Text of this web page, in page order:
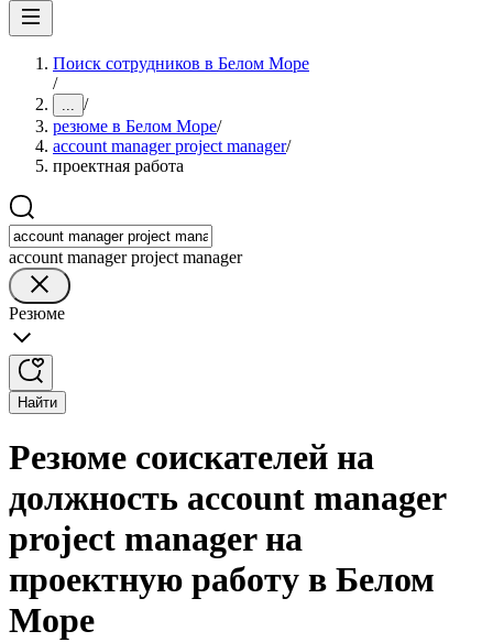
Поиск сотрудников в Белом Море
/
... /
резюме в Белом Море/
account manager project manager/
проектная работа
account manager project manager
Резюме
Найти
Резюме соискателей на
должность account manager
project manager на
проектную работу в Белом
Море